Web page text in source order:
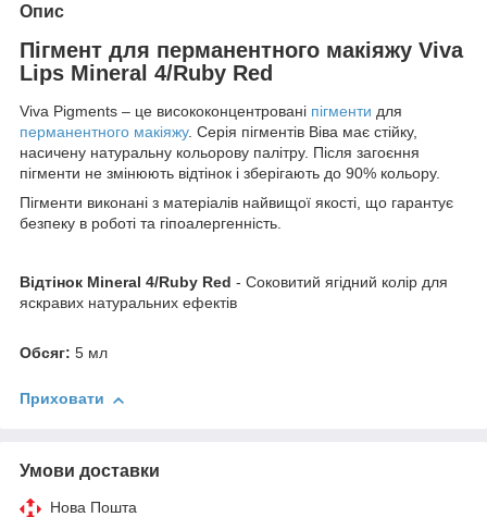
Опис
Пігмент для перманентного макіяжу Viva
Lips Mineral 4/Ruby Red
Viva Pigments – це висококонцентровані пігменти для
перманентного макіяжу. Серія пігментів Віва має стійку,
насичену натуральну кольорову палітру. Після загоєння
пігменти не змінюють відтінок і зберігають до 90% кольору.
Пігменти виконані з матеріалів найвищої якості, що гарантує
безпеку в роботі та гіпоалергенність.
Відтінок Mineral 4/Ruby Red - Соковитий ягідний колір для
яскравих натуральних ефектів
Обсяг: 5 мл
Приховати
Умови доставки
Нова Пошта